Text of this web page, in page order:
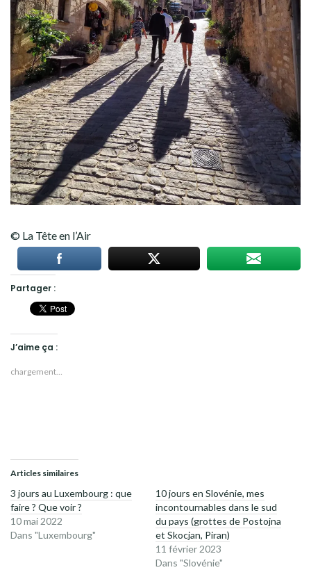
© La Tête en l’Air
Partager :
J’aime ça :
chargement…
Articles similaires
3 jours au Luxembourg : que
faire ? Que voir ?
10 mai 2022
Dans "Luxembourg"
10 jours en Slovénie, mes
incontournables dans le sud
du pays (grottes de Postojna
et Skocjan, Piran)
11 février 2023
Dans "Slovénie"